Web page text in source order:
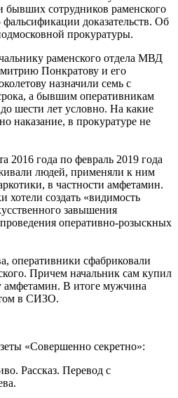
бывших сотрудников раменского
доказательств. Об
прокуратуры.
раменского отдела МВД
Понкратову и его
назначили семь с
а бывшим оперативникам
шести лет условно. На какие
наказание, в прокуратуре не
2016 года по февраль 2019 года
людей, применяли к ним
в частности амфетамин.
хотели создать «видимость
завышения
оперативно-розыскных
оперативники сфабриковали
Причем начальник сам купил
амфетамин. В итоге мужчина
в СИЗО.
«Совершенно секретно»:
Рассказ. Перевод с